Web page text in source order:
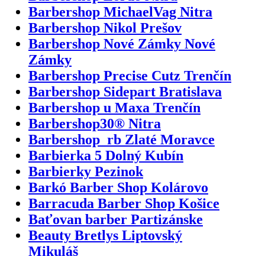
Barbershop MichaelVag Nitra
Barbershop Nikol Prešov
Barbershop Nové Zámky Nové
Zámky
Barbershop Precise Cutz Trenčín
Barbershop Sidepart Bratislava
Barbershop u Maxa Trenčín
Barbershop30® Nitra
Barbershop_rb Zlaté Moravce
Barbierka 5 Dolný Kubín
Barbierky Pezinok
Barkó Barber Shop Kolárovo
Barracuda Barber Shop Košice
Baťovan barber Partizánske
Beauty Bretlys Liptovský
Mikuláš